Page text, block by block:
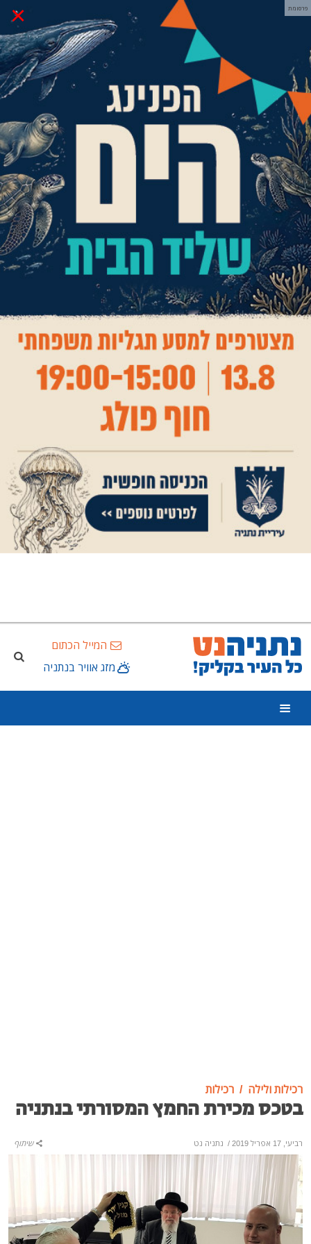
× פרסומת
המייל הכתום
מזג אוויר בנתניה
רכילות ולילה רכילות
בטכס מכירת החמץ המסורתי בנתניה
רביעי, 17 אפריל 2019 / נתניה נט שיתוף